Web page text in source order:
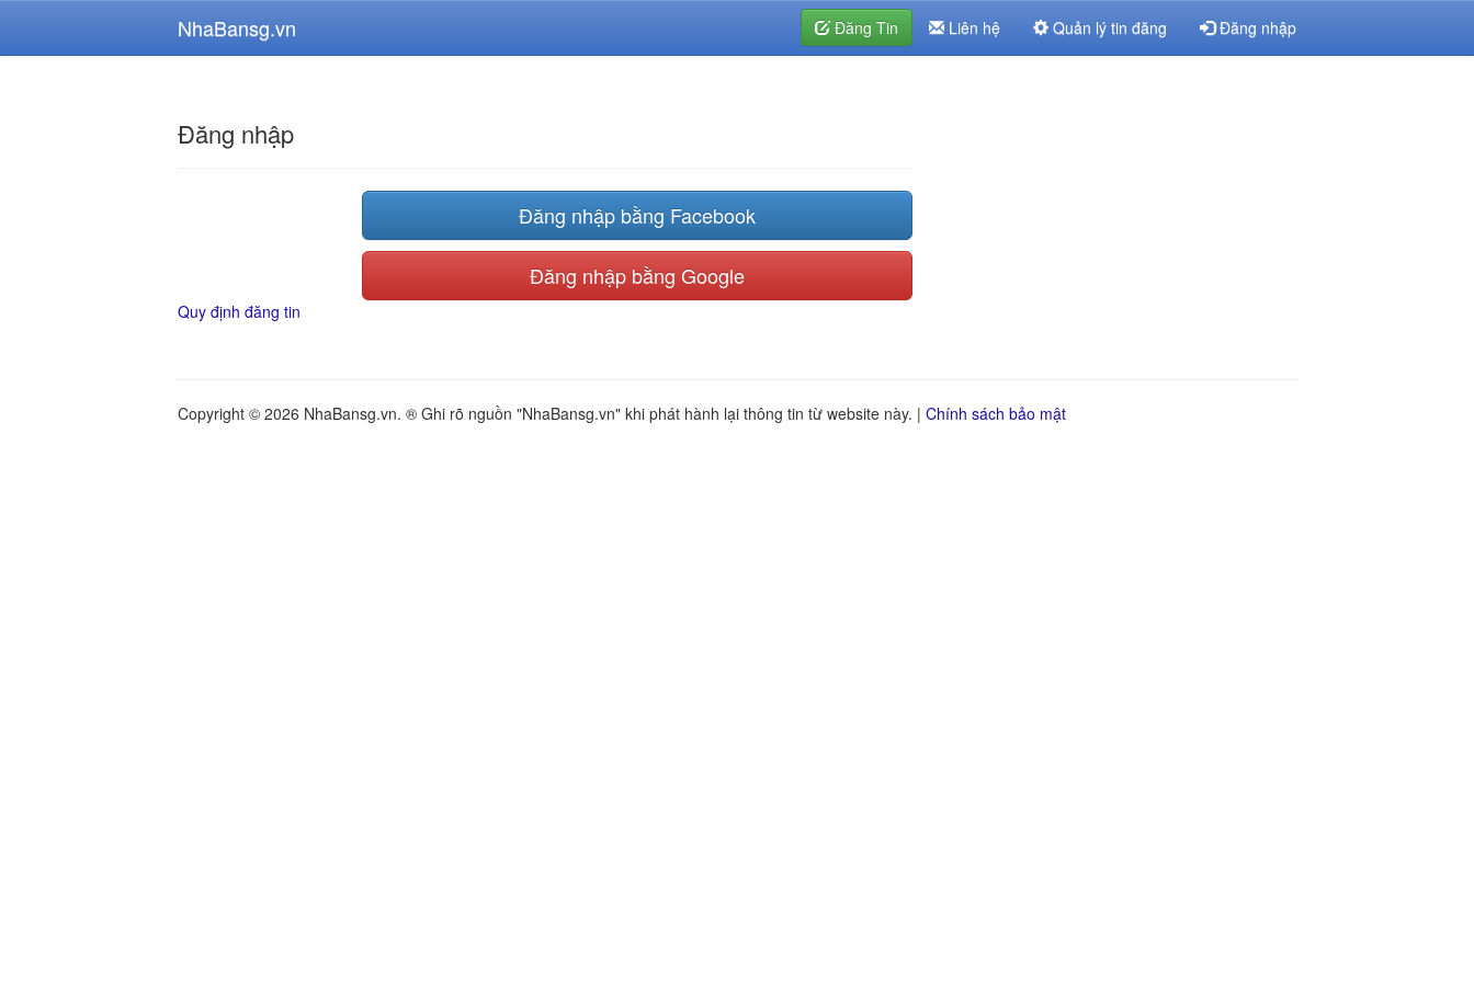
NhaBansg.vn Đăng Tin Liên hệ Quản lý tin đăng Đăng nhập
Đăng nhập
Đăng nhập bằng Facebook
Đăng nhập bằng Google
Quy định đăng tin
Copyright © 2026 NhaBansg.vn. ® Ghi rõ nguồn "NhaBansg.vn" khi phát hành lại thông tin từ website này. | Chính sách bảo mật